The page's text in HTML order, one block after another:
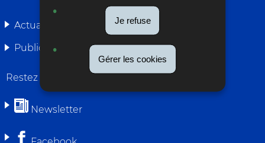
Je refuse
Gérer les cookies
Actualités
Publications
Restez connecté
Newsletter